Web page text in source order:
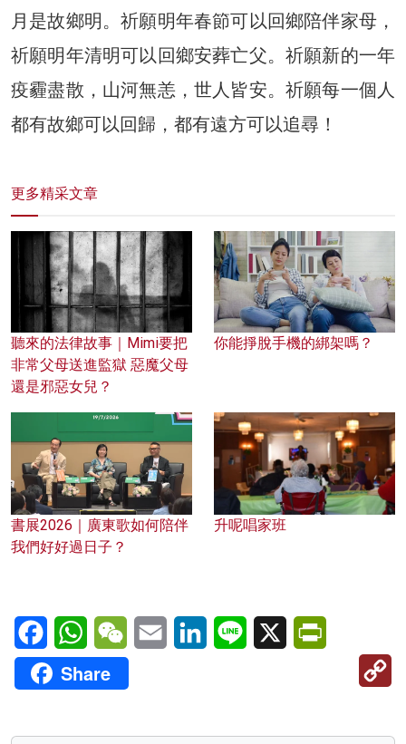
月是故鄉明。祈願明年春節可以回鄉陪伴家母，
祈願明年清明可以回鄉安葬亡父。祈願新的一年
疫霾盡散，山河無恙，世人皆安。祈願每一個人
都有故鄉可以回歸，都有遠方可以追尋！
更多精采文章
聽來的法律故事｜Mimi要把
非常父母送進監獄 惡魔父母
還是邪惡女兒？
你能掙脫手機的綁架嗎？
書展2026｜廣東歌如何陪伴
我們好好過日子？
升呢唱家班
FacebookWhatsAppWeChatEmail LinkedInLine X
Share